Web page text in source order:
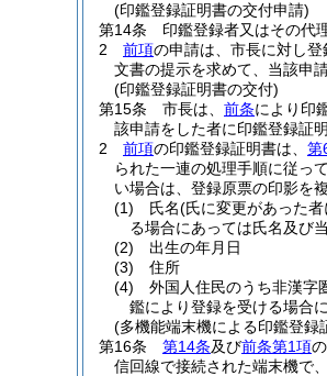
(印鑑登録証明書の交付申請)
第14条
印鑑登録者又はその代
2
前項の申請は、市長に対し登
文書の提示を求めて、当該申
(印鑑登録証明書の交付)
第15条
市長は、 前条により印
該申請をした者に印鑑登録証
2
前項の印鑑登録証明書は、 第
られた一連の処理手順に従っ
い場合は、登録原票の印影を
(1)
氏名(氏に変更があった
る場合にあっては氏名及び
(2)
出生の年月日
(3)
住所
(4)
外国人住民のうち非漢字
鑑により登録を受ける場合
(多機能端末機による印鑑登録
第16条
第14条及び前条第1項
信回線で接続された端末機で